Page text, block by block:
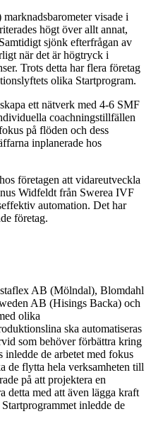
visade i
högt över allt annat,
sjönk efterfrågan av
när det är högtryck i
Trots detta har flera företag
olika Startprogram.
ett nätverk med 4-6 SMF
coachningstillfällen
på flöden och dess
inplanerade hos
företagen att vidareutveckla
Widfeldt från Swerea IVF
automation. Det har
företag.
AB (Mölndal), Blomdahl
AB (Hisings Backa) och
olika
ska automatiseras
som behöver förbättra kring
de arbetet med fokus
de flytta hela verksamheten till
på att projektera en
detta med att även lägga kraft
inledde de